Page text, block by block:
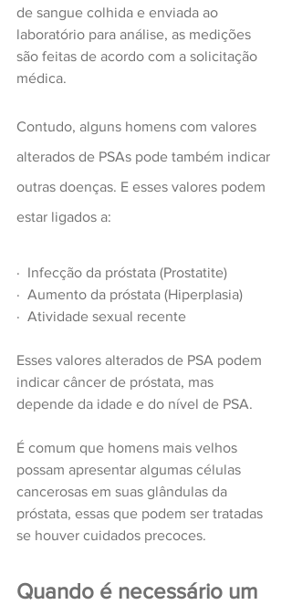
de sangue colhida e enviada ao
laboratório para análise, as medições
são feitas de acordo com a solicitação
médica.
Contudo, alguns homens com valores
alterados de PSAs pode também indicar
outras doenças. E esses valores podem
estar ligados a:
·  Infecção da próstata (Prostatite)
·  Aumento da próstata (Hiperplasia)
·  Atividade sexual recente
Esses valores alterados de PSA podem
indicar câncer de próstata, mas
depende da idade e do nível de PSA.
É comum que homens mais velhos
possam apresentar algumas células
cancerosas em suas glândulas da
próstata, essas que podem ser tratadas
se houver cuidados precoces.
Quando é necessário um